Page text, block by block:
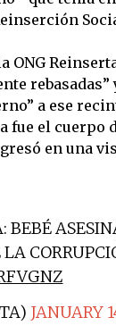
ONG
a ese
fue el cuerpo
en una
BEBÉ
JANUARY